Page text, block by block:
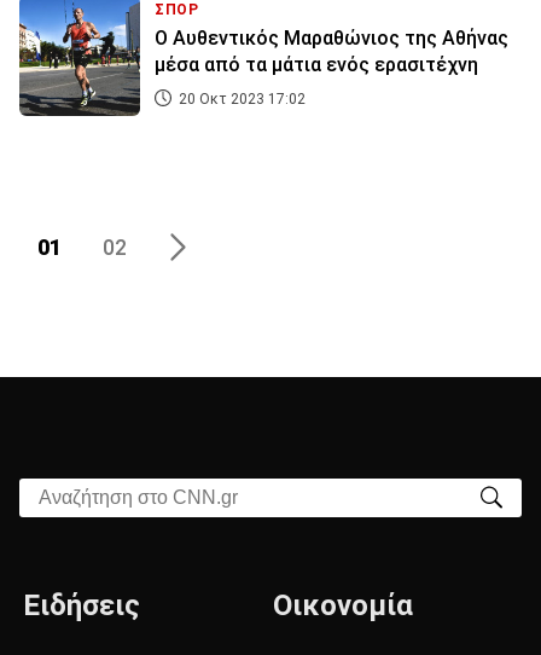
ΣΠΟΡ
Ο Αυθεντικός Μαραθώνιος της Αθήνας
μέσα από τα μάτια ενός ερασιτέχνη
20 Οκτ 2023 17:02
01 02
Αναζήτηση στο CNN.gr
Ειδήσεις Οικονομία